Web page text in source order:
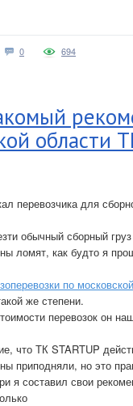
0 694
области
перевозчика для
обычный сборный
ломят, как будто я
по
же степени.
перевозок он
что ТК STARTUP
приподняли, но это
я составил свои